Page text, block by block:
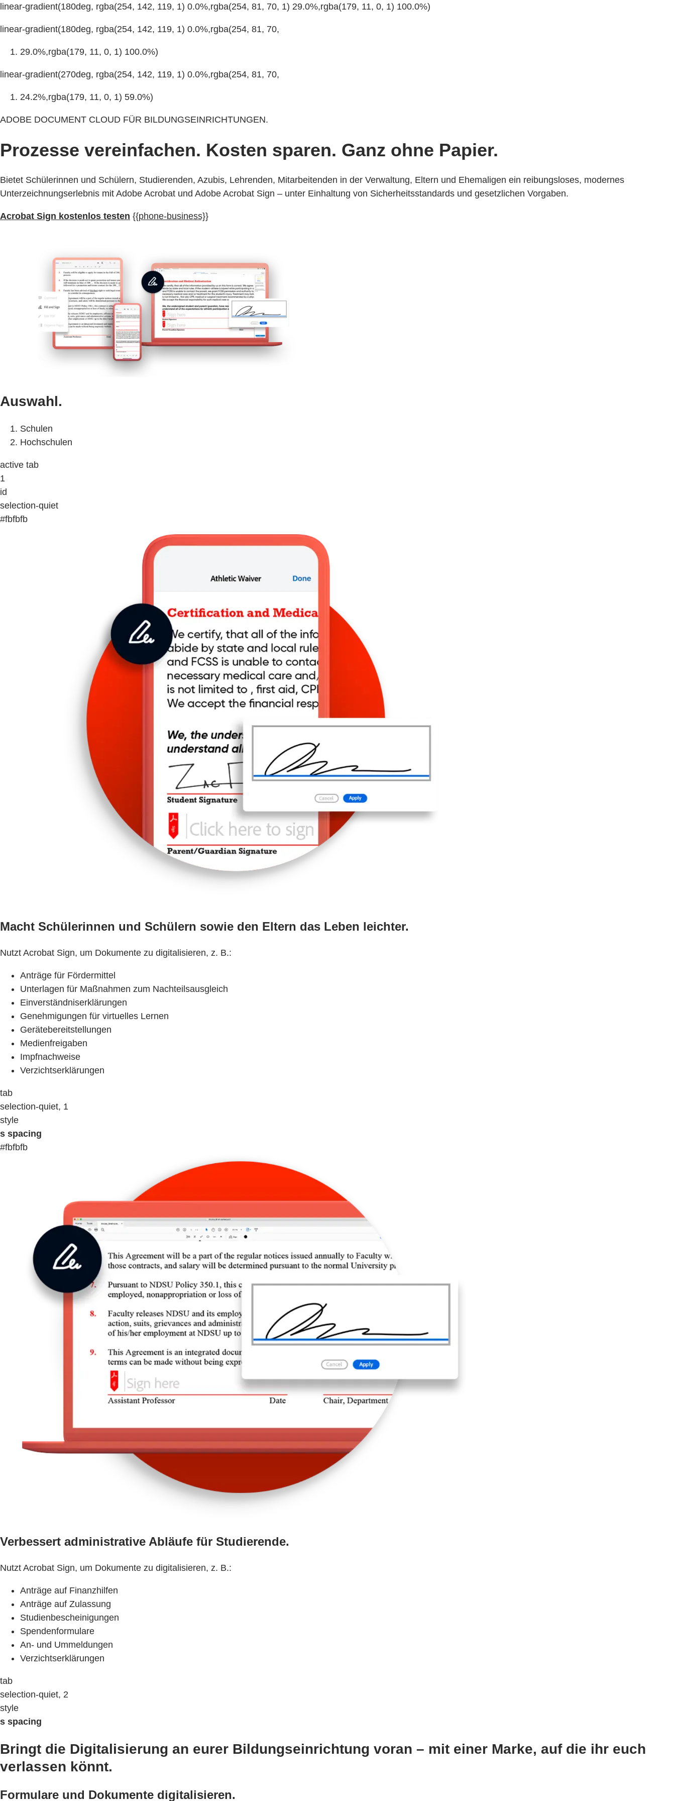
linear-gradient(180deg, rgba(254, 142, 119, 1) 0.0%,rgba(254, 81, 70, 1) 29.0%,rgba(179, 11, 0, 1) 100.0%)
linear-gradient(180deg, rgba(254, 142, 119, 1) 0.0%,rgba(254, 81, 70,
29.0%,rgba(179, 11, 0, 1) 100.0%)
linear-gradient(270deg, rgba(254, 142, 119, 1) 0.0%,rgba(254, 81, 70,
24.2%,rgba(179, 11, 0, 1) 59.0%)
ADOBE DOCUMENT CLOUD FÜR BILDUNGSEINRICHTUNGEN.
Prozesse vereinfachen. Kosten sparen. Ganz ohne Papier.
Bietet Schülerinnen und Schülern, Studierenden, Azubis, Lehrenden, Mitarbeitenden in der Verwaltung, Eltern und Ehemaligen ein reibungsloses, modernes
Unterzeichnungserlebnis mit Adobe Acrobat und Adobe Acrobat Sign – unter Einhaltung von Sicherheitsstandards und gesetzlichen Vorgaben.
Acrobat Sign kostenlos testen {{phone-business}}
Auswahl.
Schulen
Hochschulen
active tab
1
id
selection-quiet
#fbfbfb
Macht Schülerinnen und Schülern sowie den Eltern das Leben leichter.
Nutzt Acrobat Sign, um Dokumente zu digitalisieren, z. B.:
Anträge für Fördermittel
Unterlagen für Maßnahmen zum Nachteilsausgleich
Einverständniserklärungen
Genehmigungen für virtuelles Lernen
Gerätebereitstellungen
Medienfreigaben
Impfnachweise
Verzichtserklärungen
tab
selection-quiet, 1
style
s spacing
#fbfbfb
Verbessert administrative Abläufe für Studierende.
Nutzt Acrobat Sign, um Dokumente zu digitalisieren, z. B.:
Anträge auf Finanzhilfen
Anträge auf Zulassung
Studienbescheinigungen
Spendenformulare
An- und Ummeldungen
Verzichtserklärungen
tab
selection-quiet, 2
style
s spacing
Bringt die Digitalisierung an eurer Bildungseinrichtung voran – mit einer Marke, auf die ihr euch
verlassen könnt.
Formulare und Dokumente digitalisieren.